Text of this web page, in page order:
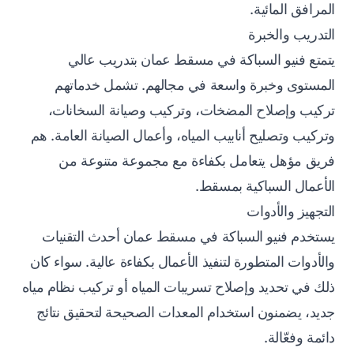
المرافق المائية.
التدريب والخبرة
يتمتع فنيو السباكة في مسقط عمان بتدريب عالي
المستوى وخبرة واسعة في مجالهم. تشمل خدماتهم
تركيب وإصلاح المضخات، وتركيب وصيانة السخانات،
وتركيب وتصليح أنابيب المياه، وأعمال الصيانة العامة. هم
فريق مؤهل يتعامل بكفاءة مع مجموعة متنوعة من
الأعمال السباكية بمسقط.
التجهيز والأدوات
يستخدم فنيو السباكة في مسقط عمان أحدث التقنيات
والأدوات المتطورة لتنفيذ الأعمال بكفاءة عالية. سواء كان
ذلك في تحديد وإصلاح تسريبات المياه أو تركيب نظام مياه
جديد، يضمنون استخدام المعدات الصحيحة لتحقيق نتائج
دائمة وفعّالة.